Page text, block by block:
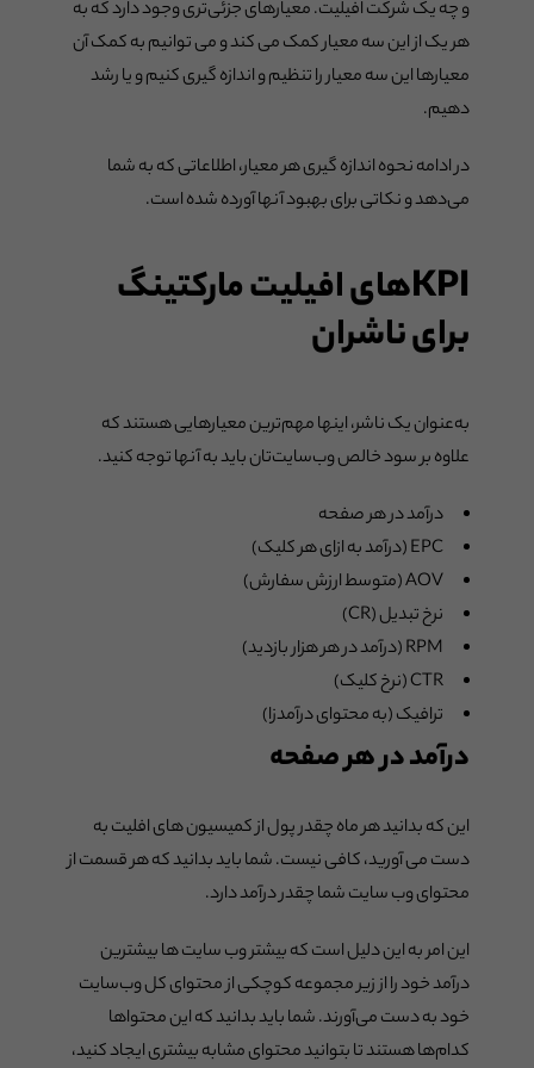
و چه یک شرکت افیلیت. معیارهای جزئی‌تری وجود دارد که به
هر یک از این سه معیار کمک می کند و می توانیم به کمک آن
معیارها این سه معیار را تنظیم و اندازه گیری کنیم و یا رشد
دهیم.
در ادامه نحوه اندازه گیری هر معیار، اطلاعاتی که به شما
می‌دهد و نکاتی برای بهبود آنها آورده شده است.
KPIهای افیلیت مارکتینگ
برای ناشران
به‌عنوان یک ناشر، اینها مهم‌ترین معیارهایی هستند که
علاوه بر سود خالص‌ وب‌سایت‌تان باید به آنها توجه کنید.
درآمد در هر صفحه
EPC (درآمد به ازای هر کلیک)
AOV (متوسط ارزش سفارش)
نرخ تبدیل (CR)
RPM (درآمد در هر هزار بازدید)
CTR (نرخ کلیک)
ترافیک (به محتوای درآمدزا)
درآمد در هر صفحه
این که بدانید هر ماه چقدر پول از کمیسیون های افلیت به
دست می آورید، کافی نیست. شما باید بدانید که هر قسمت از
محتوای وب سایت شما چقدر درآمد دارد.
این امر به این دلیل است که بیشتر وب سایت ها بیشترین
درآمد خود را از زیر مجموعه کوچکی از محتوای کل وب‌سایت
خود به دست می‌آورند. شما باید بدانید که این محتواها
کدام‌ها هستند تا بتوانید محتوای مشابه بیشتری ایجاد کنید،